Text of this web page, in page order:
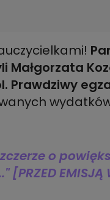
Małgorzata
Prawdziwy
o
EMISJĄ